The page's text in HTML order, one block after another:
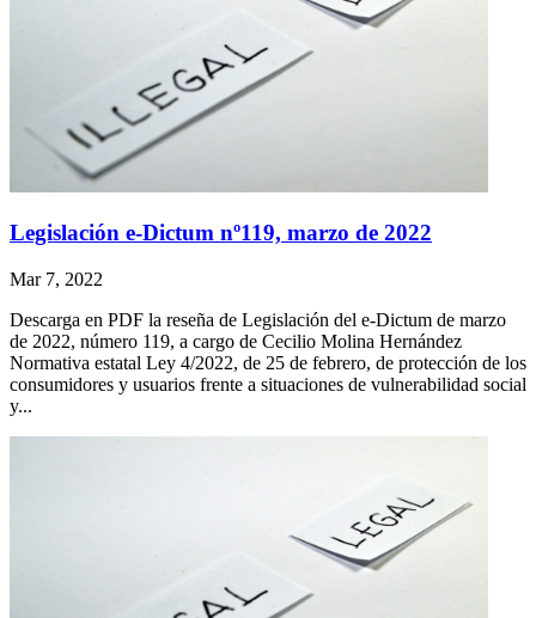
Legislación e-Dictum nº119, marzo de 2022
Mar 7, 2022
Descarga en PDF la reseña de Legislación del e-Dictum de marzo
de 2022, número 119, a cargo de Cecilio Molina Hernández
Normativa estatal Ley 4/2022, de 25 de febrero, de protección de los
consumidores y usuarios frente a situaciones de vulnerabilidad social
y...